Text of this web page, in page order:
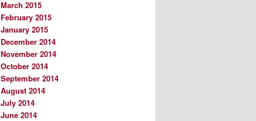
March 2015
February 2015
January 2015
December 2014
November 2014
October 2014
September 2014
August 2014
July 2014
June 2014